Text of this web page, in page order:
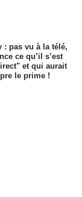
: pas vu à la télé,
ce qu’il s’est
et qui aurait
le prime !